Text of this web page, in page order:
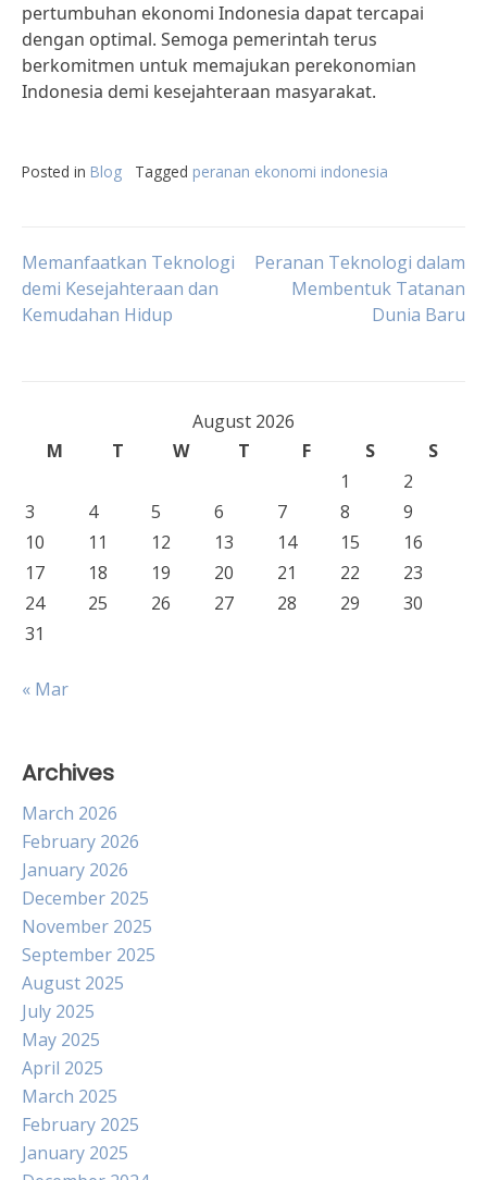
pertumbuhan ekonomi Indonesia dapat tercapai
dengan optimal. Semoga pemerintah terus
berkomitmen untuk memajukan perekonomian
Indonesia demi kesejahteraan masyarakat.
Posted in Blog Tagged peranan ekonomi indonesia
Post
navigation
Memanfaatkan Teknologi
demi Kesejahteraan dan
Kemudahan Hidup
Peranan Teknologi dalam
Membentuk Tatanan
Dunia Baru
August 2026
M
T W T F S
S
1
2
3
4 5 6 7 8
9
10
11 12 13 14 15
16
17
18 19 20 21 22
23
24
25 26 27 28 29
30
31
« Mar
Archives
March 2026
February 2026
January 2026
December 2025
November 2025
September 2025
August 2025
July 2025
May 2025
April 2025
March 2025
February 2025
January 2025